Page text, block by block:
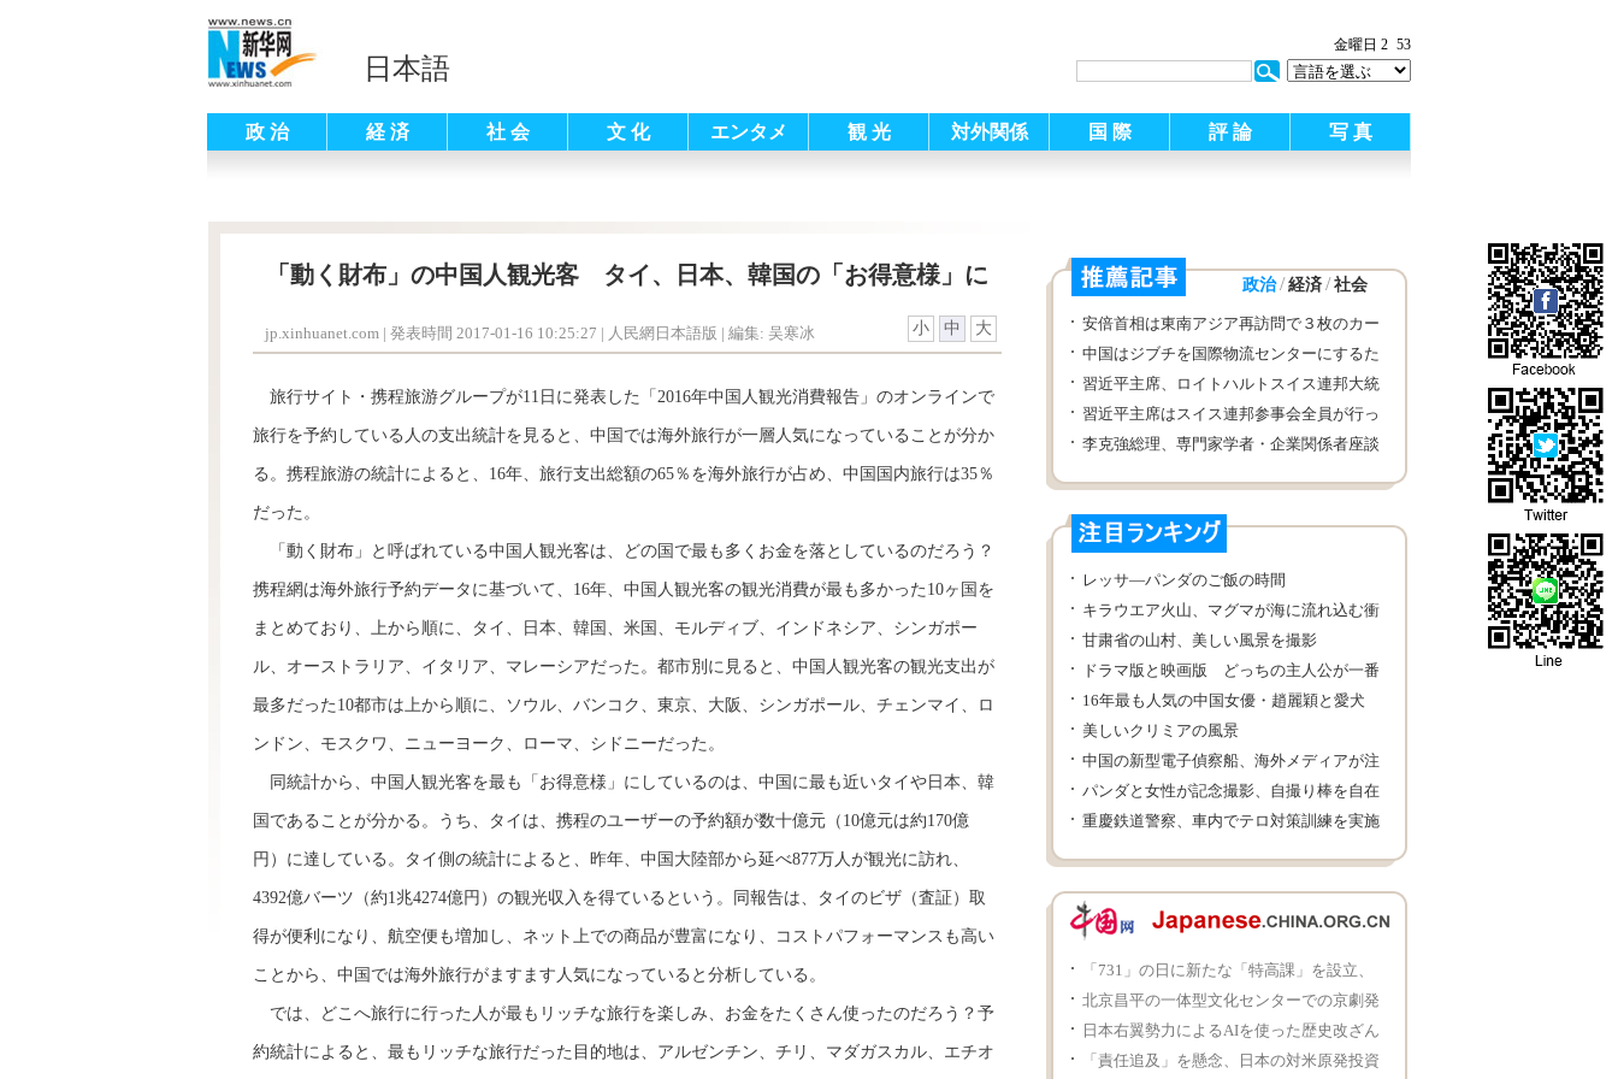
日本語
金曜日 2 53
政 治 経 済 社 会 文 化 エンタメ 観 光 対外関係 国 際 評 論 写 真
「動く財布」の中国人観光客 タイ、日本、韓国の「お得意様」に
jp.xinhuanet.com | 発表時間 2017-01-16 10:25:27 | 人民網日本語版 | 編集: 吴寒冰 小 中 大
旅行サイト・携程旅游グループが11日に発表した「2016年中国人観光消費報告」のオンラインで
旅行を予約している人の支出統計を見ると、中国では海外旅行が一層人気になっていることが分か
る。携程旅游の統計によると、16年、旅行支出総額の65％を海外旅行が占め、中国国内旅行は35％
だった。
「動く財布」と呼ばれている中国人観光客は、どの国で最も多くお金を落としているのだろう？
携程網は海外旅行予約データに基づいて、16年、中国人観光客の観光消費が最も多かった10ヶ国を
まとめており、上から順に、タイ、日本、韓国、米国、モルディブ、インドネシア、シンガポー
ル、オーストラリア、イタリア、マレーシアだった。都市別に見ると、中国人観光客の観光支出が
最多だった10都市は上から順に、ソウル、バンコク、東京、大阪、シンガポール、チェンマイ、ロ
ンドン、モスクワ、ニューヨーク、ローマ、シドニーだった。
同統計から、中国人観光客を最も「お得意様」にしているのは、中国に最も近いタイや日本、韓
国であることが分かる。うち、タイは、携程のユーザーの予約額が数十億元（10億元は約170億
円）に達している。タイ側の統計によると、昨年、中国大陸部から延べ877万人が観光に訪れ、
4392億バーツ（約1兆4274億円）の観光収入を得ているという。同報告は、タイのビザ（査証）取
得が便利になり、航空便も増加し、ネット上での商品が豊富になり、コストパフォーマンスも高い
ことから、中国では海外旅行がますます人気になっていると分析している。
では、どこへ旅行に行った人が最もリッチな旅行を楽しみ、お金をたくさん使ったのだろう？予
約統計によると、最もリッチな旅行だった目的地は、アルゼンチン、チリ、マダガスカル、エチオ
政治 / 経済 / 社会
安倍首相は東南アジア再訪問で３枚のカー
ドを出し、丸め込みを続ける
中国はジブチを国際物流センターにするた
めに助力する
習近平主席、ロイトハルトスイス連邦大統
領とお茶を飲みながら話し合い
習近平主席はスイス連邦参事会全員が行っ
た歓迎儀式に出席し、挨拶した
李克強総理、専門家学者・企業関係者座談
レッサ—パンダのご飯の時間
キラウエア火山、マグマが海に流れ込む衝
撃的な写真
甘粛省の山村、美しい風景を撮影
ドラマ版と映画版 どっちの主人公が一番
の古風美人？
16年最も人気の中国女優・趙麗穎と愛犬
美しいクリミアの風景
中国の新型電子偵察船、海外メディアが注
目
パンダと女性が記念撮影、自撮り棒を自在
に操る
重慶鉄道警察、車内でテロ対策訓練を実施